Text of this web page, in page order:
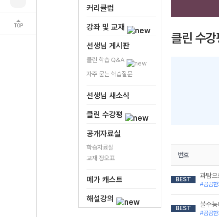
TOP
커리큘럼
강좌 및 교재
선생님 게시판
클린 학습 Q&A
자주 묻는 학습질문
선생님 새소식
클린 수강평
공개자료실
학습자료실
교재 정오표
메가 캐스트
해설강의
클린 수강
번호
BEST 과탐
#꼼꼼
BEST 불수
#꼼꼼